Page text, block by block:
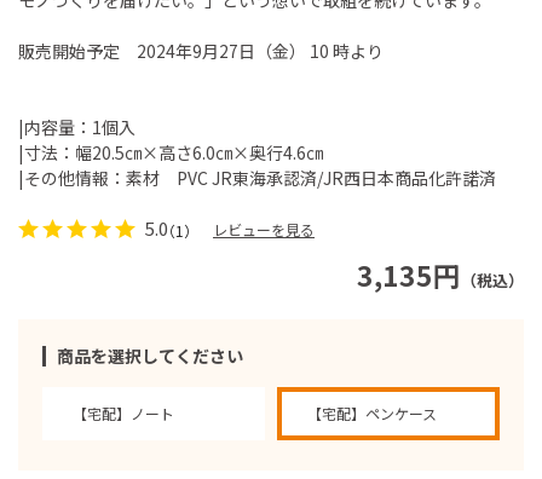
3,135円 （税込）
商品を選択してください
【宅配】ノート 【宅配】ペンケース
販売開始予定 2024年9月27日（金） 10 時より
|内容量：1個入
|寸法：幅20.5㎝×高さ6.0㎝×奥行4.6㎝
|その他情報：素材 PVC JR東海承認済/JR西日本商品化許諾済
5.0（1） レビューを見る